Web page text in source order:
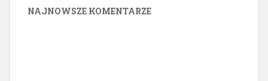
NAJNOWSZE KOMENTARZE